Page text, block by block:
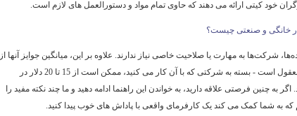
خود کیتی ارائه می دهند که حاوی تمام مواد و دستورالعمل های لازم است.
خانگی و صنعتی چیست؟
شرکت‌ها به مهارت یا صلاحیت خاصی نیاز ندارند. علاوه بر این، میانگین جوایز آنها از
نظر کار در خانه بسیار معقول است - بسته به شرکتی که با آن کار می کنید، ممکن است از 15 تا 20 دلار در
به چنین فرصتی علاقه دارید، به خواندن این راهنما ادامه دهید و ما چند نکته مفید را
به شما کمک می کند یک کارفرمای واقعی با پاداش های خوب پیدا کنید.